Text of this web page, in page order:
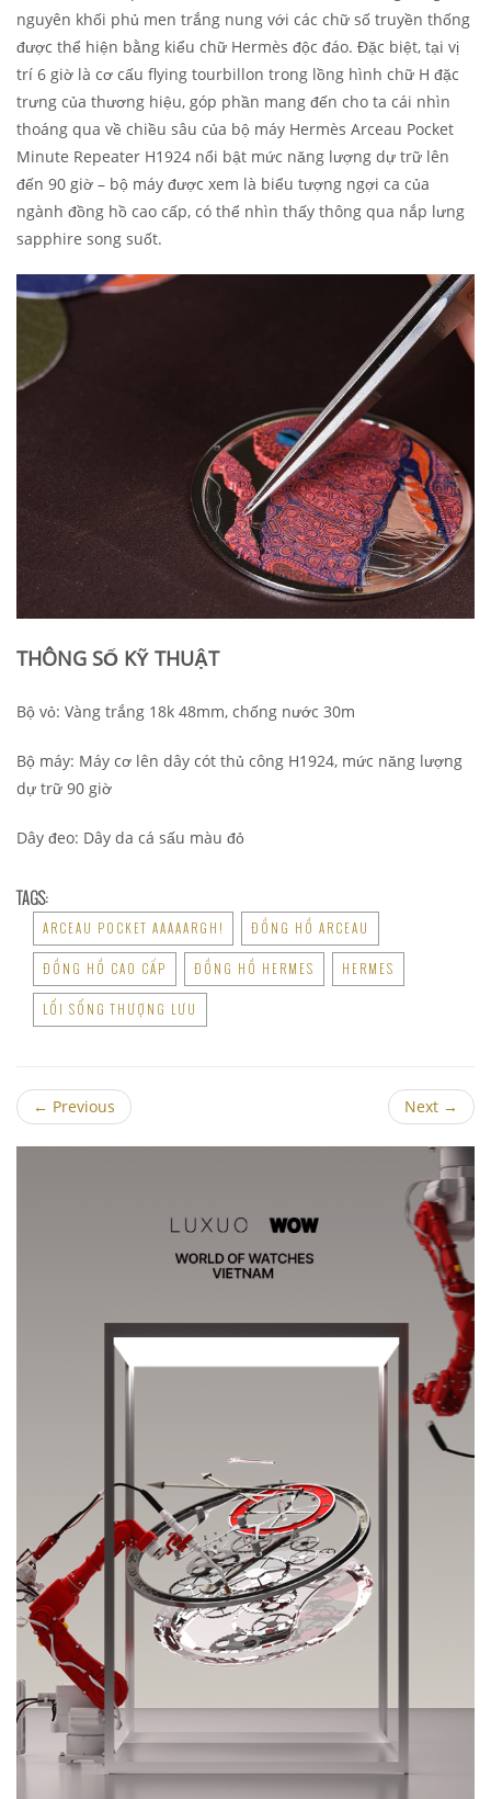
nguyên khối phủ men trắng nung với các chữ số truyền thống
được thể hiện bằng kiểu chữ Hermès độc đáo. Đặc biệt, tại vị
trí 6 giờ là cơ cấu flying tourbillon trong lồng hình chữ H đặc
trưng của thương hiệu, góp phần mang đến cho ta cái nhìn
thoáng qua về chiều sâu của bộ máy Hermès Arceau Pocket
Minute Repeater H1924 nổi bật mức năng lượng dự trữ lên
đến 90 giờ – bộ máy được xem là biểu tượng ngợi ca của
ngành đồng hồ cao cấp, có thể nhìn thấy thông qua nắp lưng
sapphire song suốt.
THÔNG SỐ KỸ THUẬT
Bộ vỏ: Vàng trắng 18k 48mm, chống nước 30m
Bộ máy: Máy cơ lên dây cót thủ công H1924, mức năng lượng
dự trữ 90 giờ
Dây đeo: Dây da cá sấu màu đỏ
TAGS:
ARCEAU POCKET AAAAARGH! ĐỒNG HỒ ARCEAU
ĐỒNG HỒ CAO CẤP ĐỒNG HỒ HERMES HERMES
LỐI SỐNG THƯỢNG LƯU
← Previous Next →